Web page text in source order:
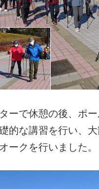
ーで休憩の後、ポ
的な講習を行い、
ークを行いました。